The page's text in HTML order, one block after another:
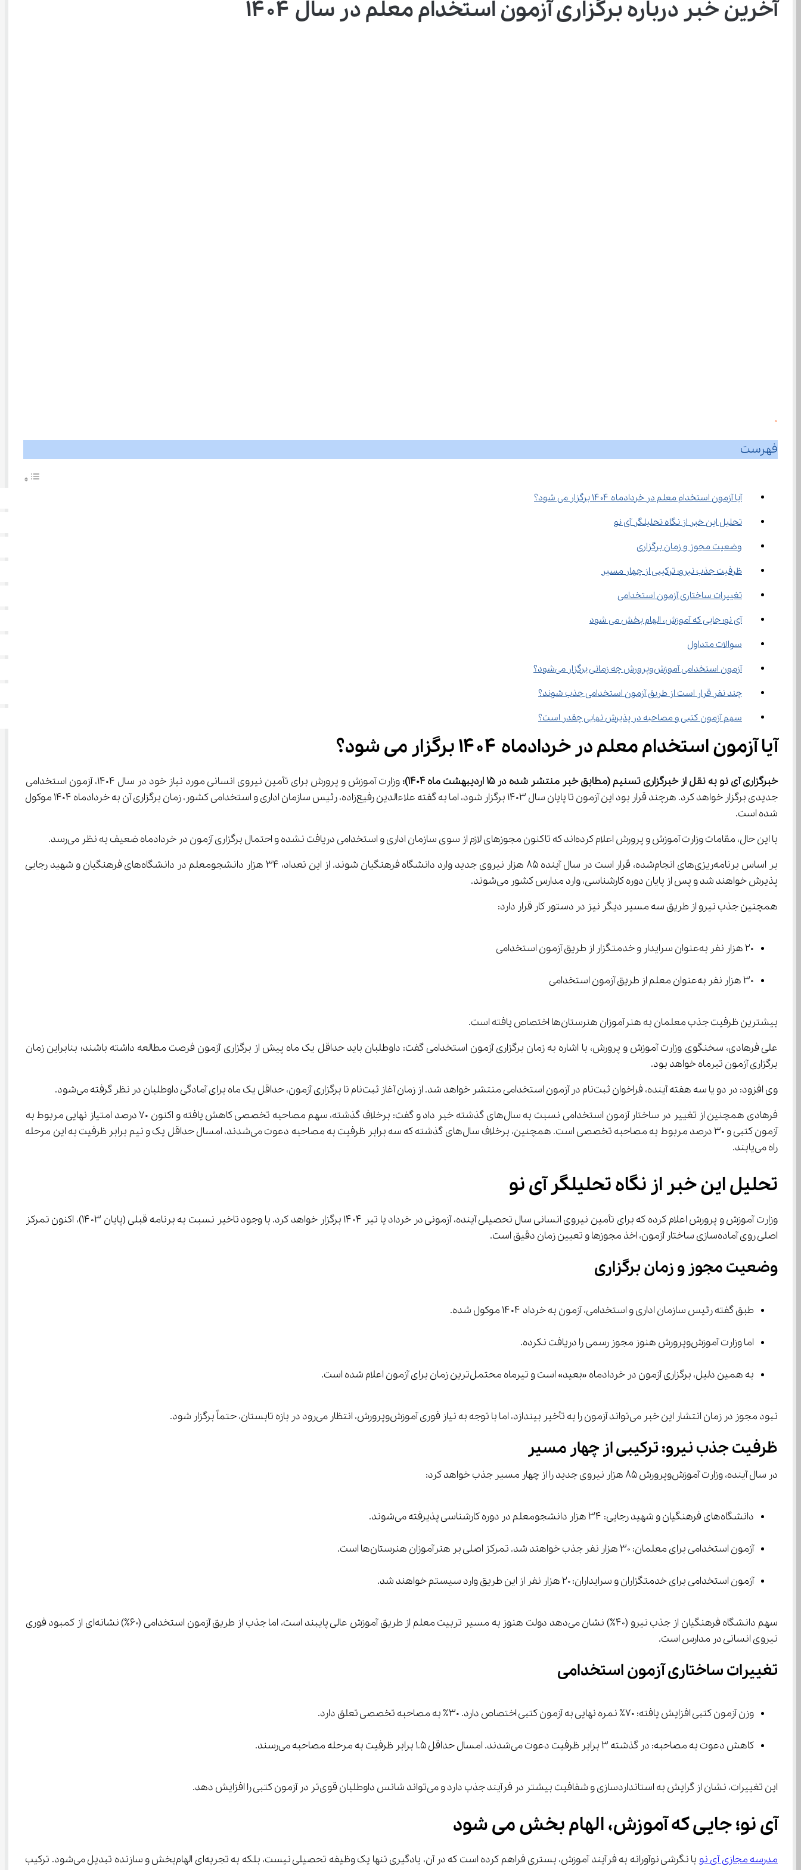
آخرین خبر درباره برگزاری آزمون استخدام معلم در سال ۱۴۰۴
0
فهرست
آیا آزمون استخدام معلم در خردادماه ۱۴۰۴ برگزار می شود؟
تحلیل این خبر از نگاه تحلیلگر آی نو
وضعیت مجوز و زمان برگزاری
ظرفیت جذب نیرو: ترکیبی از چهار مسیر
تغییرات ساختاری آزمون استخدامی
آی نو؛ جایی که آموزش، الهام بخش می شود
سوالات متداول
آزمون استخدامی آموزش‌وپرورش چه زمانی برگزار می‌شود؟
چند نفر قرار است از طریق آزمون استخدامی جذب شوند؟
سهم آزمون کتبی و مصاحبه در پذیرش نهایی چقدر است؟
آیا آزمون استخدام معلم در خردادماه ۱۴۰۴ برگزار می شود؟
خبرگزاری آی نو به نقل از خبرگزاری تسنیم(مطابق خبر منتشر شده در 15 اردیبهشت ماه 1404):
وزارت آموزش و پرورش برای تأمین نیروی انسانی مورد نیاز خود در سال 1404، آزمون استخدامی
جدیدی برگزار خواهد کرد. هرچند قرار بود این آزمون تا پایان سال 1403 برگزار شود، اما به گفته علاءالدین رفیع‌زاده، رئیس سازمان اداری و استخدامی کشور، زمان برگزاری آن به خردادماه 1404 موکول
شده است.
با این حال، مقامات وزارت آموزش و پرورش اعلام کرده‌اند که تاکنون مجوزهای لازم از سوی سازمان اداری و استخدامی دریافت نشده و احتمال برگزاری آزمون در خردادماه ضعیف به نظر می‌رسد.
بر اساس برنامه‌ریزی‌های انجام‌شده، قرار است در سال آینده 85 هزار نیروی جدید وارد دانشگاه فرهنگیان شوند. از این تعداد، 34 هزار دانشجومعلم در دانشگاه‌های فرهنگیان و شهید رجایی
پذیرش خواهند شد و پس از پایان دوره کارشناسی، وارد مدارس کشور می‌شوند.
همچنین جذب نیرو از طریق سه مسیر دیگر نیز در دستور کار قرار دارد:
20 هزار نفر به‌عنوان سرایدار و خدمتگزار از طریق آزمون استخدامی
30 هزار نفر به‌عنوان معلم از طریق آزمون استخدامی
بیشترین ظرفیت جذب معلمان به هنرآموزان هنرستان‌ها اختصاص یافته است.
علی فرهادی، سخنگوی وزارت آموزش و پرورش، با اشاره به زمان برگزاری آزمون استخدامی گفت: داوطلبان باید حداقل یک ماه پیش از برگزاری آزمون فرصت مطالعه داشته باشند؛ بنابراین زمان
برگزاری آزمون تیرماه خواهد بود.
وی افزود: در دو یا سه هفته آینده، فراخوان ثبت‌نام در آزمون استخدامی منتشر خواهد شد. از زمان آغاز ثبت‌نام تا برگزاری آزمون، حداقل یک ماه برای آمادگی داوطلبان در نظر گرفته می‌شود.
فرهادی همچنین از تغییر در ساختار آزمون استخدامی نسبت به سال‌های گذشته خبر داد و گفت: برخلاف گذشته، سهم مصاحبه تخصصی کاهش یافته و اکنون 70 درصد امتیاز نهایی مربوط به
آزمون کتبی و 30 درصد مربوط به مصاحبه تخصصی است. همچنین، برخلاف سال‌های گذشته که سه برابر ظرفیت به مصاحبه دعوت می‌شدند، امسال حداقل یک و نیم برابر ظرفیت به این مرحله
راه می‌یابند.
تحلیل این خبر از نگاه تحلیلگر آی نو
وزارت آموزش و پرورش اعلام کرده که برای تأمین نیروی انسانی سال تحصیلی آینده، آزمونی در خرداد یا تیر ۱۴۰۴ برگزار خواهد کرد. با وجود تاخیر نسبت به برنامه قبلی (پایان ۱۴۰۳)، اکنون تمرکز
اصلی روی آماده‌سازی ساختار آزمون، اخذ مجوزها و تعیین زمان دقیق است.
وضعیت مجوز و زمان برگزاری
طبق گفته رئیس سازمان اداری و استخدامی، آزمون به خرداد ۱۴۰۴ موکول شده.
اما وزارت آموزش‌وپرورش هنوز مجوز رسمی را دریافت نکرده.
به همین دلیل، برگزاری آزمون در خردادماه «بعید» است و تیرماه محتمل‌ترین زمان برای آزمون اعلام شده است.
نبود مجوز در زمان انتشار این خبر می‌تواند آزمون را به تأخیر بیندازد، اما با توجه به نیاز فوری آموزش‌وپرورش، انتظار می‌رود در بازه تابستان، حتماً برگزار شود.
ظرفیت جذب نیرو: ترکیبی از چهار مسیر
در سال آینده، وزارت آموزش‌وپرورش ۸۵ هزار نیروی جدید را از چهار مسیر جذب خواهد کرد:
دانشگاه‌های فرهنگیان و شهید رجایی: ۳۴ هزار دانشجومعلم در دوره کارشناسی پذیرفته می‌شوند.
آزمون استخدامی برای معلمان: ۳۰ هزار نفر جذب خواهند شد. تمرکز اصلی بر هنرآموزان هنرستان‌ها است.
آزمون استخدامی برای خدمتگزاران و سرایداران: ۲۰ هزار نفر از این طریق وارد سیستم خواهند شد.
سهم دانشگاه فرهنگیان از جذب نیرو (۴۰٪) نشان می‌دهد دولت هنوز به مسیر تربیت معلم از طریق آموزش عالی پایبند است، اما جذب از طریق آزمون استخدامی (۶۰٪) نشانه‌ای از کمبود فوری
نیروی انسانی در مدارس است.
تغییرات ساختاری آزمون استخدامی
وزن آزمون کتبی افزایش یافته: ۷۰٪ نمره نهایی به آزمون کتبی اختصاص دارد. ۳۰٪ به مصاحبه تخصصی تعلق دارد.
کاهش دعوت به مصاحبه: در گذشته ۳ برابر ظرفیت دعوت می‌شدند. امسال حداقل ۱.۵ برابر ظرفیت به مرحله مصاحبه می‌رسند.
این تغییرات، نشان از گرایش به استانداردسازی و شفافیت بیشتر در فرآیند جذب دارد و می‌تواند شانس داوطلبان قوی‌تر در آزمون کتبی را افزایش دهد.
آی نو؛ جایی که آموزش، الهام بخش می شود
مدرسه مجازی آی نو
با نگرشی نوآورانه به فرآیند آموزش، بستری فراهم کرده است که در آن، یادگیری تنها یک وظیفه تحصیلی نیست، بلکه به تجربه‌ای الهام‌بخش و سازنده تبدیل می‌شود. ترکیب